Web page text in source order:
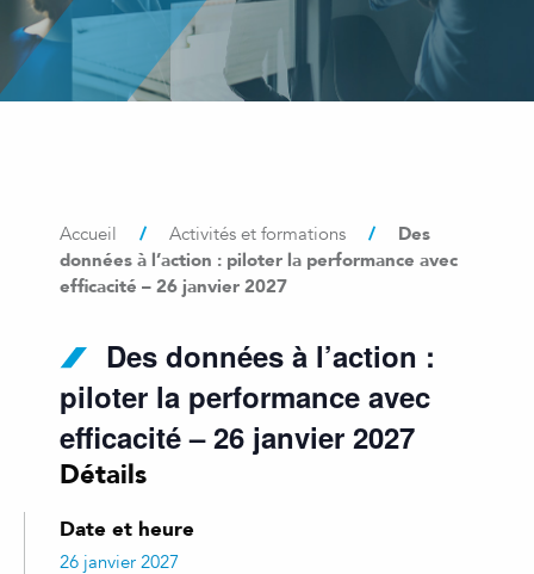
Accueil / Activités et formations /
Des
données à l’action : piloter la performance avec
efficacité – 26 janvier 2027
Des données à l’action :
piloter la performance avec
efficacité – 26 janvier 2027
Détails
Date et heure
26 janvier 2027